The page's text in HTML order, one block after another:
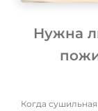
Нужна
Когда